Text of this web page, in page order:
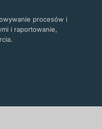
procesów i
i raportowanie,